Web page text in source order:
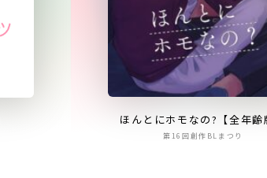
ほんとにホモなの?【全年齢
第16回創作BLまつり